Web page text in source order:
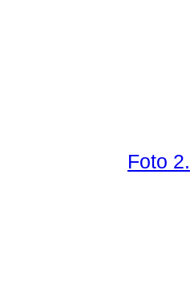
Foto 2.